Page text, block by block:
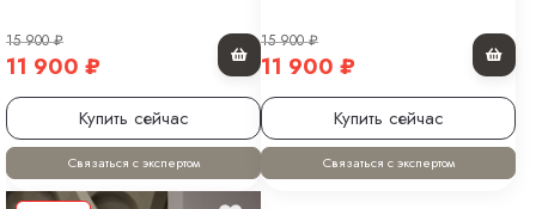
15 900₽
11 900 ₽
Купить сейчас
Связаться с экспертом
15 900₽
11 900 ₽
Купить сейчас
Связаться с экспертом